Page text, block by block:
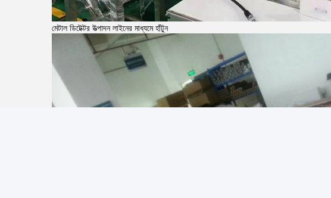
মেটাল ডিটেক্টর উত্পাদন লাইনের মাধ্যমে হাঁটুন